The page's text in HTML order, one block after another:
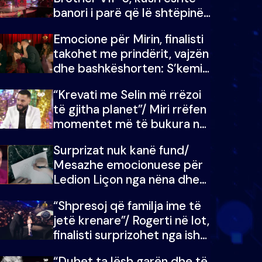
banori i parë që lë shtëpinë
fituar çmimin e madh
Emocione për Mirin, finalisti
takohet me prindërit, vajzën
dhe bashkëshorten: S’kemi
“Krevati me Selin më rrëzoi
të gjitha planet”/ Miri rrëfen
momentet më të bukura në
mungojë zilja e mëngjesit
kur…
Surprizat nuk kanë fund/
Mesazhe emocionuese për
Ledion Liçon nga nëna dhe
i mban dot lotët: Nuk
meritoj…
“Shpresoj që familja ime të
jetë krenare”/ Rogerti në lot,
finalisti surprizohet nga ish-